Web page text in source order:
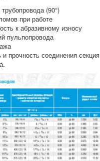
(90°)
при работе
к абразивному износу
пульпопровода
и прочность соединения секция